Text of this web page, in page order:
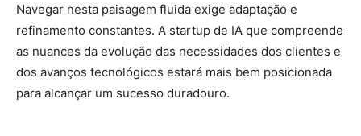
Navegar nesta paisagem fluida exige adaptação e
refinamento constantes. A startup de IA que compreende
as nuances da evolução das necessidades dos clientes e
dos avanços tecnológicos estará mais bem posicionada
para alcançar um sucesso duradouro.